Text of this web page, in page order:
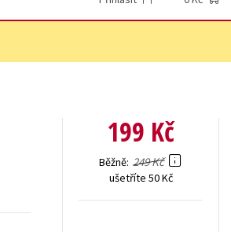
199 Kč
Běžně 249 Kč
ušetříte 50 Kč